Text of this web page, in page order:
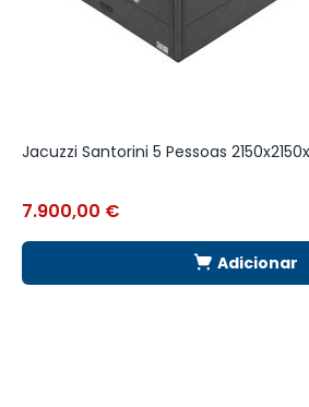
Jacuzzi Santorini 5 Pessoas
7.900,00 €
Adicionar